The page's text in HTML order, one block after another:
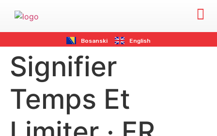
Bosanski English
Signifier
Temps Et